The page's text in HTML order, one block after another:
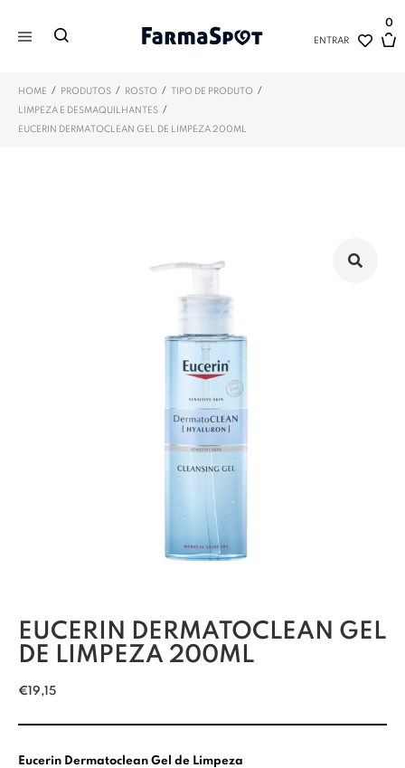
ENTRAR
0
HOME / PRODUTOS / ROSTO / TIPO DE PRODUTO /
LIMPEZA E DESMAQUILHANTES /
EUCERIN DERMATOCLEAN GEL DE LIMPEZA 200ML
EUCERIN DERMATOCLEAN GEL
DE LIMPEZA 200ML
€19,15
Eucerin Dermatoclean Gel de Limpeza